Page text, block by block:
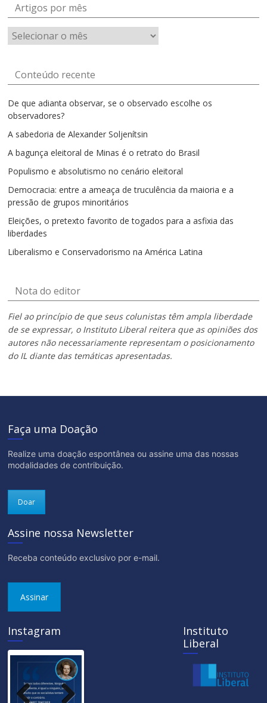
Artigos por mês
Artigos
por
Conteúdo recente
De que adianta observar, se o observado escolhe os
observadores?
A sabedoria de Alexander Soljenítsin
A bagunça eleitoral de Minas é o retrato do Brasil
Populismo e absolutismo no cenário eleitoral
Democracia: entre a ameaça de truculência da maioria e a
pressão de grupos minoritários
Eleições, o pretexto favorito de togados para a asfixia das
liberdades
Liberalismo e Conservadorismo na América Latina
Nota do editor
Fiel ao princípio de que seus colunistas têm ampla liberdade
de se expressar, o Instituto Liberal reitera que as opiniões dos
autores não necessariamente representam o posicionamento
do IL diante das temáticas apresentadas.
Faça uma Doação
Realize uma doação espontânea ou assine uma das nossas
modalidades de contribuição.
Doar
Assine nossa Newsletter
Receba conteúdo exclusivo por e-mail.
Assinar
Instagram
Instituto
Liberal